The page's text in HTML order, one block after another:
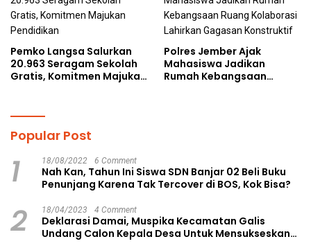
Pemko Langsa Salurkan
20.963 Seragam Sekolah
Gratis, Komitmen Majukan
Polres Jember Ajak
Mahasiswa Jadikan
Rumah Kebangsaan
Popular Post
1 18/08/2022 6 Comment
Nah Kan, Tahun Ini Siswa SDN Banjar 02 Beli Buku
Penunjang Karena Tak Tercover di BOS, Kok Bisa?
2 18/04/2023 4 Comment
Deklarasi Damai, Muspika Kecamatan Galis
Undang Calon Kepala Desa Untuk Mensukseskan